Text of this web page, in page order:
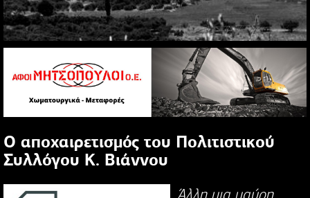
Ο αποχαιρετισμός του Πολιτιστικού
Συλλόγου Κ. Βιάννου